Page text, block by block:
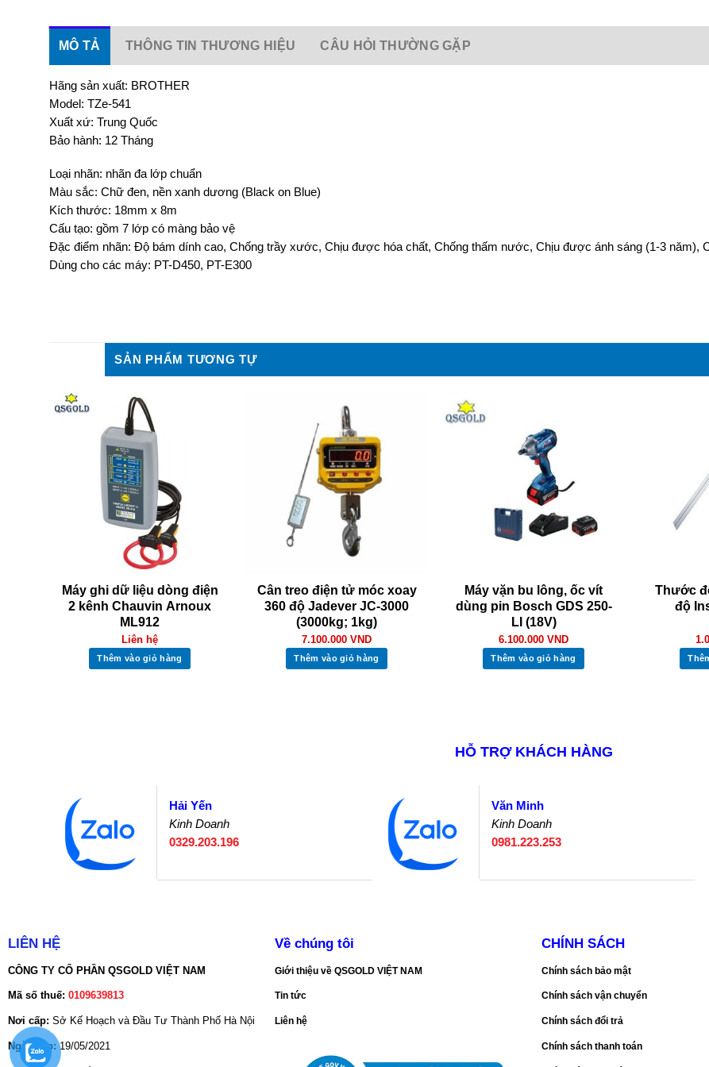
MÔ TẢ THÔNG TIN THƯƠNG HIỆU CÂU HỎI THƯỜNG GẶP
Hãng sản xuất: BROTHER
Model: TZe-541
Xuất xứ: Trung Quốc
Bảo hành: 12 Tháng
Loại nhãn: nhãn đa lớp chuẩn
Màu sắc: Chữ đen, nền xanh dương (Black on Blue)
Kích thước: 18mm x 8m​
Cấu tạo: gồm 7 lớp có màng bảo vệ
Đặc điểm nhãn: Độ bám dính cao, Chống trầy xước, Chịu được hóa chất, Chống thấm nước, Chịu được ánh sáng (1-3 năm),
Dùng cho các máy: PT-D450, PT-E300
SẢN PHẨM TƯƠNG TỰ
Máy ghi dữ liệu dòng điện
2 kênh Chauvin Arnoux
ML912
Liên hệ
Thêm vào giỏ hàng
Cân treo điện tử móc xoay
360 độ Jadever JC-3000
(3000kg; 1kg)
7.100.000 VND
Thêm vào giỏ hàng
Máy vặn bu lông, ốc vít
dùng pin Bosch GDS 250-
LI (18V)
6.100.000 VND
Thêm vào giỏ hàng
Thước
độ
HỖ TRỢ KHÁCH HÀNG
Hải Yến
Kinh Doanh
0329.203.196
Văn Minh
Kinh Doanh
0981.223.253
LIÊN HỆ
CÔNG TY CỔ PHẦN QSGOLD VIỆT NAM
Mã số thuế: 0109639813
Nơi cấp: Sở Kế Hoạch và Đầu Tư Thành Phố Hà Nội
Ngày cấp: 19/05/2021
Về chúng tôi
Giới thiệu về QSGOLD VIỆT NAM
Tin tức
Liên hệ
CHÍNH SÁCH
Chính sách bảo mật
Chính sách vận chuyển
Chính sách đổi trả
Chính sách thanh toán